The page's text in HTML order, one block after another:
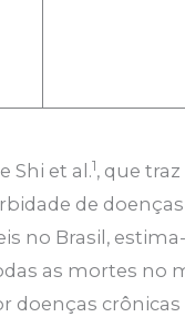
Shi et al.1, que
de
no Brasil,
as mortes no
doenças crônicas